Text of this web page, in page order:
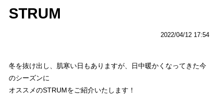
STRUM
2022/04/12 17:54
冬を抜け出し、肌寒い日もありますが、日中暖かくなってきた今
のシーズンに
オススメのSTRUMをご紹介いたします！